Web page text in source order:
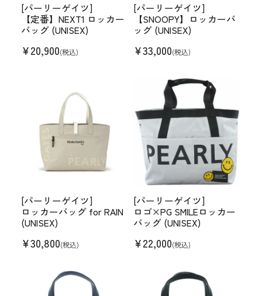
[パーリーゲイツ]
【定番】NEXT1 ロッカー
バッグ (UNISEX)
¥20,900(税込)
[パーリーゲイツ]
【SNOOPY】ロッカーバ
ッグ (UNISEX)
¥33,000(税込)
[パーリーゲイツ]
ロッカーバッグ for RAIN
(UNISEX)
¥30,800(税込)
[パーリーゲイツ]
ロゴ×PG SMILEロッカー
バッグ (UNISEX)
¥22,000(税込)